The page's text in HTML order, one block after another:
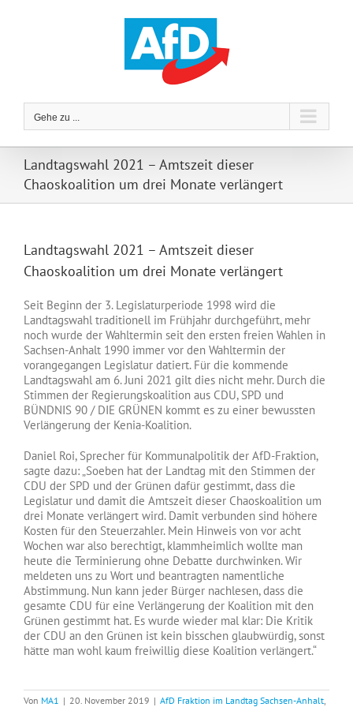
Gehe zu ...
Landtagswahl 2021 – Amtszeit dieser
Chaoskoalition um drei Monate verlängert
Landtagswahl 2021 – Amtszeit dieser
Chaoskoalition um drei Monate verlängert
Seit Beginn der 3. Legislaturperiode 1998 wird die
Landtagswahl traditionell im Frühjahr durchgeführt, mehr
noch wurde der Wahltermin seit den ersten freien Wahlen in
Sachsen-Anhalt 1990 immer vor den Wahltermin der
vorangegangen Legislatur datiert. Für die kommende
Landtagswahl am 6. Juni 2021 gilt dies nicht mehr. Durch die
Stimmen der Regierungskoalition aus CDU, SPD und
BÜNDNIS 90 / DIE GRÜNEN kommt es zu einer bewussten
Verlängerung der Kenia-Koalition.
Daniel Roi, Sprecher für Kommunalpolitik der AfD-Fraktion,
sagte dazu: „Soeben hat der Landtag mit den Stimmen der
CDU der SPD und der Grünen dafür gestimmt, dass die
Legislatur und damit die Amtszeit dieser Chaoskoalition um
drei Monate verlängert wird. Damit verbunden sind höhere
Kosten für den Steuerzahler. Mein Hinweis von vor acht
Wochen war also berechtigt, klammheimlich wollte man
heute die Terminierung ohne Debatte durchwinken. Wir
meldeten uns zu Wort und beantragten namentliche
Abstimmung. Nun kann jeder Bürger nachlesen, dass die
gesamte CDU für eine Verlängerung der Koalition mit den
Grünen gestimmt hat. Es wurde wieder mal klar: Die Kritik
der CDU an den Grünen ist kein bisschen glaubwürdig, sonst
hätte man wohl kaum freiwillig diese Koalition verlängert.“
Von MA1 | 20. November 2019 | AfD Fraktion im Landtag Sachsen-Anhalt